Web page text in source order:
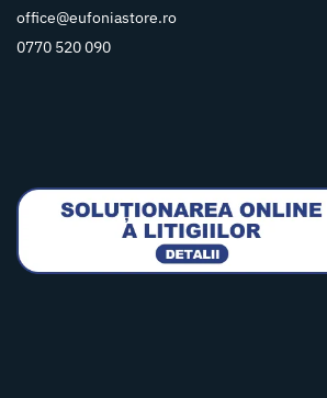
office@eufoniastore.ro
0770 520 090